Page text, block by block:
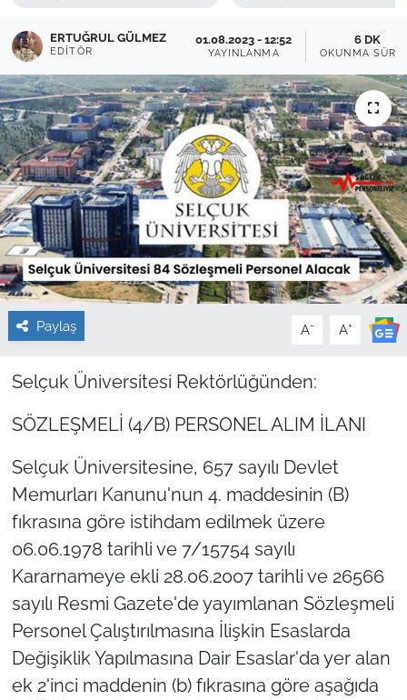
ERTUĞRUL GÜLMEZ
EDITÖR
01.08.2023 - 12:52
YAYINLANMA
6 DK
OKUNMA
Paylaş A- A+
Selçuk Üniversitesi Rektörlüğünden:
SÖZLEŞMELİ (4/B) PERSONEL ALIM İLANI
Selçuk Üniversitesine, 657 sayılı Devlet
Memurları Kanunu'nun 4. maddesinin (B)
fıkrasına göre istihdam edilmek üzere
06.06.1978 tarihli ve 7/15754 sayılı
Kararnameye ekli 28.06.2007 tarihli ve 26566
sayılı Resmi Gazete'de yayımlanan Sözleşmeli
Personel Çalıştırılmasına İlişkin Esaslarda
Değişiklik Yapılmasına Dair Esaslar'da yer alan
ek 2'inci maddenin (b) fıkrasına göre aşağıda
Sağlık Personeli Alımı
Eğitim
Sağlık
Güncel
Kamu Alımları
Son Dakika Haberleri
Haber Arşivi